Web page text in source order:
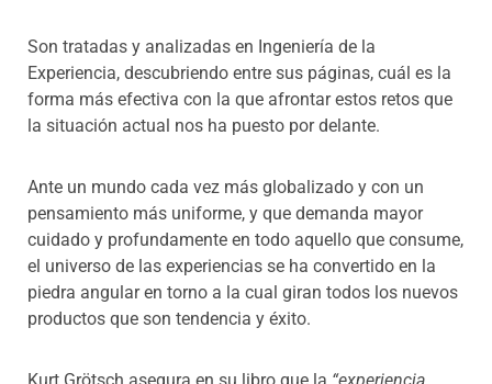
Son tratadas y analizadas en Ingeniería de la
Experiencia, descubriendo entre sus páginas, cuál es la
forma más efectiva con la que afrontar estos retos que
la situación actual nos ha puesto por delante.
Ante un mundo cada vez más globalizado y con un
pensamiento más uniforme, y que demanda mayor
cuidado y profundamente en todo aquello que consume,
el universo de las experiencias se ha convertido en la
piedra angular en torno a la cual giran todos los nuevos
productos que son tendencia y éxito.